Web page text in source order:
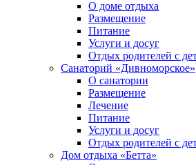
О доме отдыха
Размещение
Питание
Услуги и досуг
Отдых родителей с
Санаторий «Дивноморское»
О санатории
Размещение
Лечение
Питание
Услуги и досуг
Отдых родителей с
Дом отдыха «Бетта»